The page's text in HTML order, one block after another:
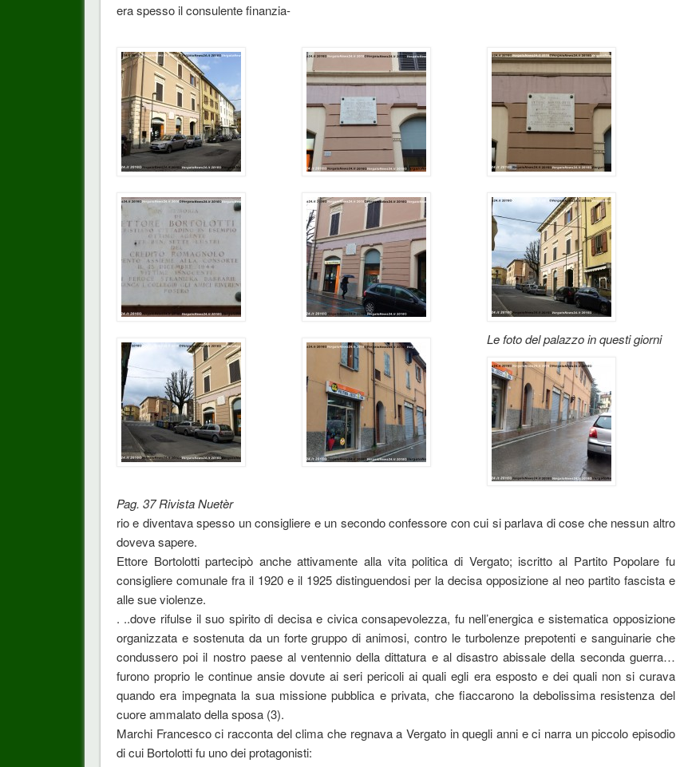
era spesso il consulente finanzia-
Le foto del palazzo in questi giorni
Pag. 37 Rivista Nuetèr
rio e diventava spesso un consigliere e un secondo confessore con cui si parlava di cose che nessun altro
doveva sapere.
Ettore Bortolotti partecipò anche attivamente alla vita politica di Vergato; iscritto al Partito Popolare fu
consigliere comunale fra il 1920 e il 1925 distinguendosi per la decisa opposizione al neo partito fascista e
alle sue violenze.
. ..dove rifulse il suo spirito di decisa e civica consapevolezza, fu nell’energica e sistematica opposizione
organizzata e sostenuta da un forte gruppo di animosi, contro le turbolenze prepotenti e sanguinarie che
condussero poi il nostro paese al ventennio della dittatura e al disastro abissale della seconda guerra…
furono proprio le continue ansie dovute ai seri pericoli ai quali egli era esposto e dei quali non si curava
quando era impegnata la sua missione pubblica e privata, che fiaccarono la debolissima resistenza del
cuore ammalato della sposa (3).
Marchi Francesco ci racconta del clima che regnava a Vergato in quegli anni e ci narra un piccolo episodio
di cui Bortolotti fu uno dei protagonisti: